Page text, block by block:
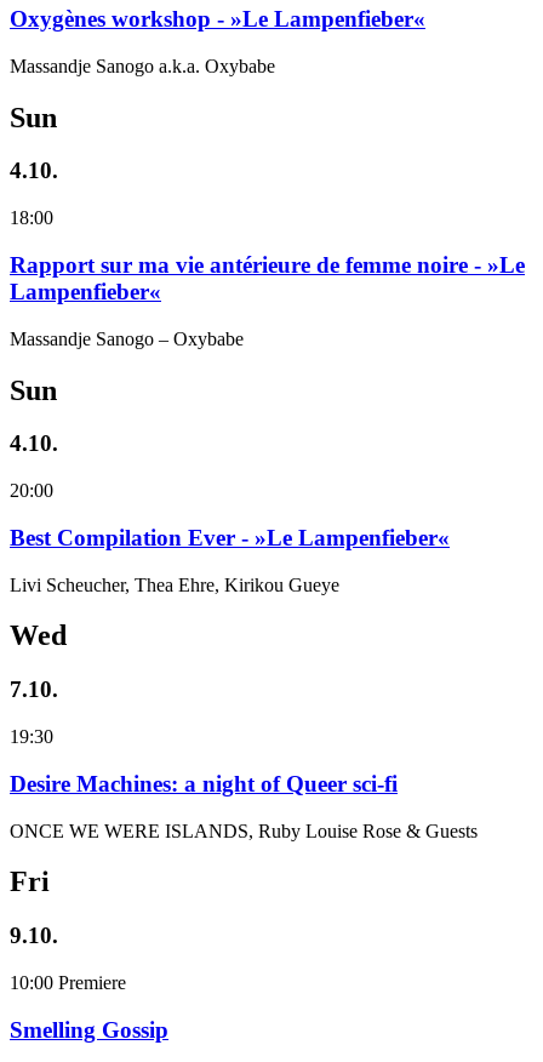
Oxygènes workshop - »Le Lampenfieber«
Massandje Sanogo a.k.a. Oxybabe
Sun
4.10.
18:00
Rapport sur ma vie antérieure de femme noire - »Le
Lampenfieber«
Massandje Sanogo – Oxybabe
Sun
4.10.
20:00
Best Compilation Ever - »Le Lampenfieber«
Livi Scheucher, Thea Ehre, Kirikou Gueye
Wed
7.10.
19:30
Desire Machines: a night of Queer sci-fi
ONCE WE WERE ISLANDS, Ruby Louise Rose & Guests
Fri
9.10.
10:00 Premiere
Smelling Gossip